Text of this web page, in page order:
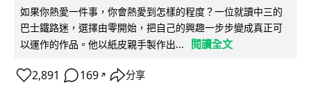
如果你熱愛一件事，你會熱愛到怎樣的程度？一位就讀中三的
巴士鐵路迷，選擇由零開始，把自己的興趣一步步變成真正可
以運作的作品。他以紙皮親手製作出...
閱讀全文
2,891 169 ↗ 分享